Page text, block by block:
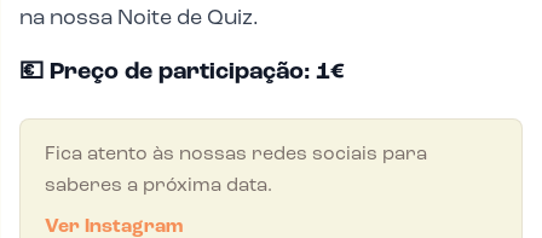
na nossa Noite de Quiz.
💶 Preço de participação: 1€
Fica atento às nossas redes sociais para
saberes a próxima data.
Ver Instagram